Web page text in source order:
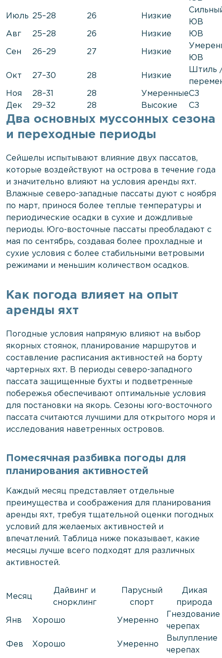
Июль 25–28 26 Низкие
ЮВ
Авг
25–28 26 Низкие ЮВ
Сен 26–29 27 Низкие
ЮВ
Окт 27–30 28 Низкие
Штиль
Ноя
28–31 28 УмеренныеСЗ
Дек
29–32 28 Высокие СЗ
Два основных муссонных сезона
и переходные периоды
Сейшелы испытывают влияние двух пассатов,
которые воздействуют на острова в течение года
и значительно влияют на условия аренды яхт.
Влажные северо-западные пассаты дуют с ноября
по март, принося более теплые температуры и
периодические осадки в сухие и дождливые
периоды. Юго-восточные пассаты преобладают с
мая по сентябрь, создавая более прохладные и
сухие условия с более стабильными ветровыми
режимами и меньшим количеством осадков.
Как погода влияет на опыт
аренды яхт
Погодные условия напрямую влияют на выбор
якорных стоянок, планирование маршрутов и
составление расписания активностей на борту
чартерных яхт. В периоды северо-западного
пассата защищенные бухты и подветренные
побережья обеспечивают оптимальные условия
для постановки на якорь. Сезоны юго-восточного
пассата считаются лучшими для открытого моря и
исследования наветренных островов.
Помесячная разбивка погоды для
планирования активностей
Каждый месяц представляет отдельные
преимущества и соображения для планирования
аренды яхт, требуя тщательной оценки погодных
условий для желаемых активностей и
впечатлений. Таблица ниже показывает, какие
месяцы лучше всего подходят для различных
активностей.
Месяц
Дайвинг и
снорклинг
Парусный
спорт
Дикая
природа
Янв Хорошо Умеренно
Гнездование
черепах
Фев Хорошо Умеренно
Вылупление
черепах